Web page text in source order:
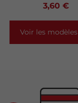
3,60 €
Voir les modèles